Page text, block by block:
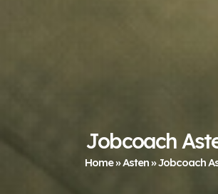
Jobcoach
Home»Asten»Jobcoach